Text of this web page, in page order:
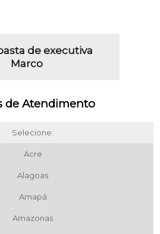
de executiva
Marco
de Atendimento
Selecione:
Acre
Alagoas
Amapá
Amazonas